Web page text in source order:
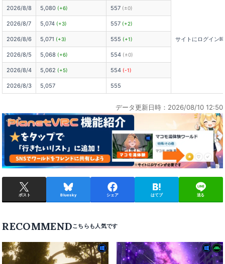
サイトにログイン
2026/8/8 5,080 (+6) 557 (±0)
2026/8/7 5,074 (+3) 557 (+2)
2026/8/6 5,071 (+3) 555 (+1)
2026/8/5 5,068 (+6) 554 (±0)
2026/8/4 5,062 (+5) 554 (-1)
2026/8/3 5,057 555
データ更新日時：2026/08/10 12:50
ポスト Bluesky シェア はてブ 送る
RECOMMEND